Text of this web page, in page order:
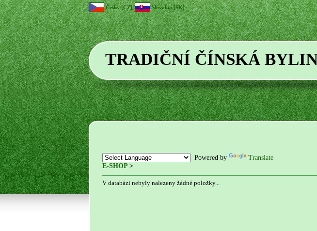
TRADIČNÍ ČÍNSKÁ
Česky [CZ] Slovakia [SK]
Powered by
Translate
E-SHOP >
V databázi nebyly nalezeny žádné položky...